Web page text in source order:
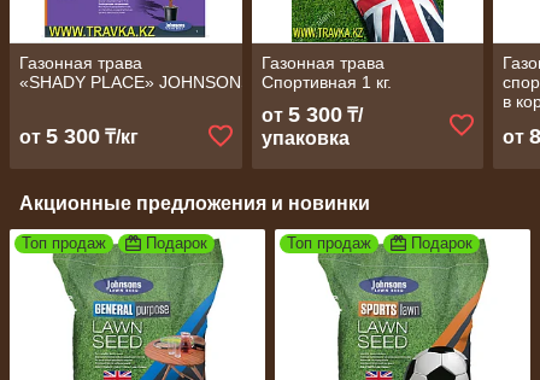
Газонная трава
«SHADY PLACE» JOHNSONS
от 5 300 ₸/кг
Газонная трава
Спортивная 1 кг.
от 5 300₸/
упаковка
в
от
Акционные предложения и новинки
Топ продаж Подарок Топ продаж Подарок